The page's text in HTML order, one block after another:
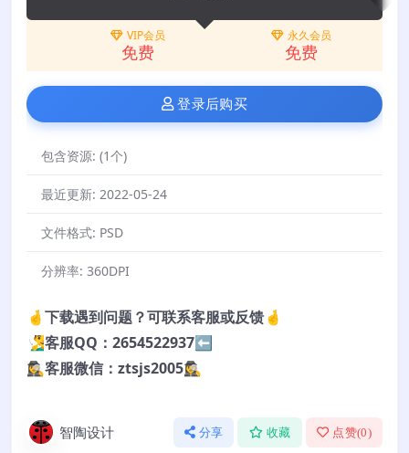
VIP会员
免费
永久会员
免费
登录后购买
包含资源: (1个)
最近更新: 2022-05-24
文件格式: PSD
分辨率: 360DPI
🤞下载遇到问题？可联系客服或反馈🤞
🧏‍♂️客服QQ：2654522937⬅️
🕵️‍♀️客服微信：ztsjs2005🕵️‍♀️
智陶设计 分享 收藏 点赞(0)